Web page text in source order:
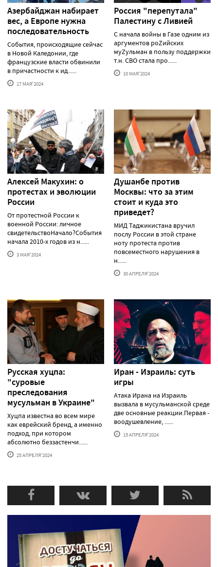
Азербайджан набирает
вес, а Европе нужна
последовательность
События, происходящие сейчас
в Новой Каледонии, где
французские власти обвинили
в причастности к ид......
17 МАЯ'2024
Россия "перепутала"
Палестину с Ливией
С начала войны в Газе одним из
аргументов роZийских
муZульман в пользу поддержки
т.н. СВО стала про......
10 МАЯ'2024
Алексей Макуxин: о
протестаx и эволюции
России
От протестной России к
военной России: личное
свидетельствоНачало?События
начала 2010-х годов из н......
3 МАЯ'2024
Душанбе против
Москвы: что за этим
стоит и куда это
приведет?
МИД Таджикистана вручил
послу России в этой стране
ноту протеста против
повсеместного нарушения в
н......
30 АПРЕЛЯ'2024
Русская хуцпа:
"суровые
преследования
мусульман в Украине"
Хуцпа известна во всем мире
как еврейский бренд, а именно
подход, при котором
абсолютно беззастенчи......
25 АПРЕЛЯ'2024
Иран - Израиль: суть
игры
Атака Ирана на Израиль
вызвала в мусульманской среде
две основные реакции.Первая -
воодушевление, ......
15 АПРЕЛЯ'2024